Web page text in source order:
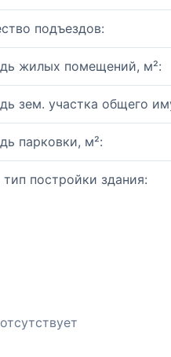
подъездов:
жилых помещений, м²:
зем. участка общего
парковки, м²:
постройки здания: